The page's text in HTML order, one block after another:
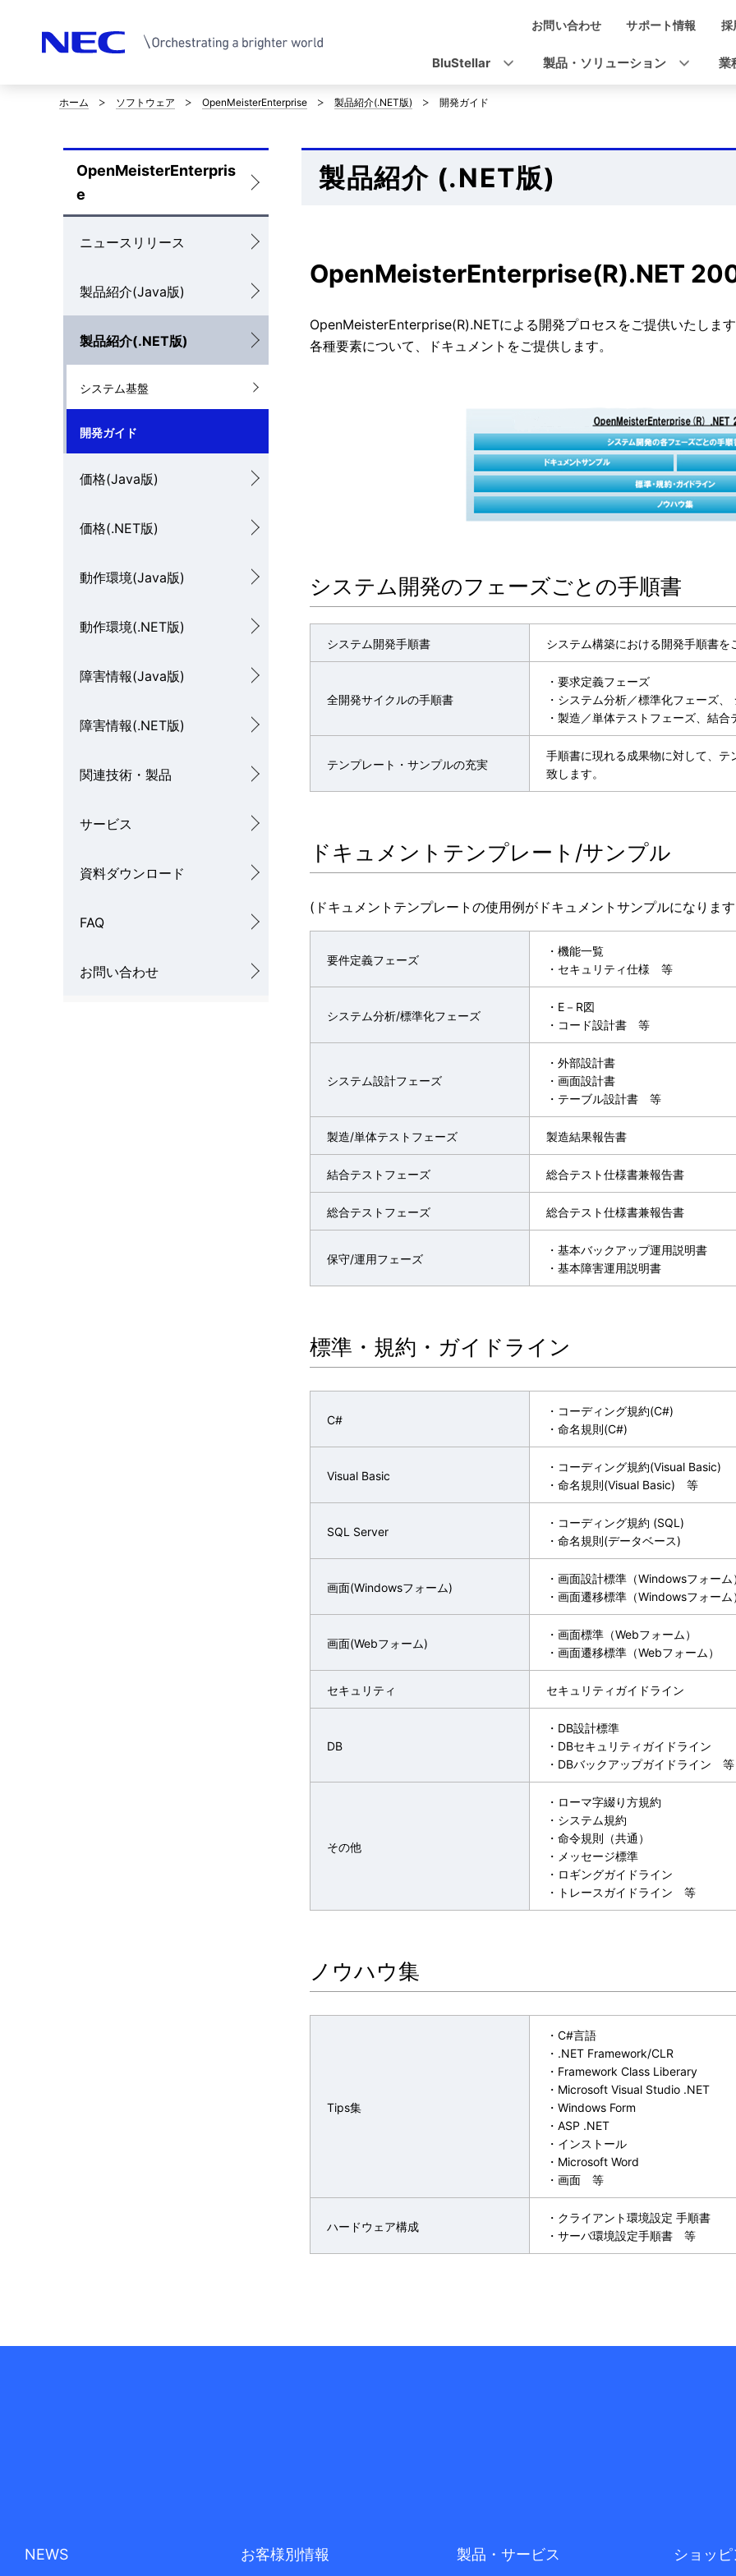
ゲ
シ
ョ
お問い合わせ サポート情報 採
BluStellar 製品・ソリューション 業
サ
イ
ト
内
置
ホーム ソフトウェア OpenMeisterEnterprise 製品紹介(.NET版) 開発ガイド
ロ
ー
カ
ビ
ゲ
ー
シ
ョ
OpenMeisterEnterpris
e
ニュースリリース
製品紹介(Java版)
製品紹介(.NET版)
システム基盤
開発ガイド
価格(Java版)
価格(.NET版)
動作環境(Java版)
動作環境(.NET版)
障害情報(Java版)
障害情報(.NET版)
関連技術・製品
サービス
資料ダウンロード
FAQ
お問い合わせ
製品紹介 (.NET版)
OpenMeisterEnterprise(R).NET
OpenMeisterEnterprise(R).NETによる開発プロセスをご提供いたしま
各種要素について、ドキュメントをご提供します。
システム開発のフェーズごとの手順書
システム開発手順書 システム構築における開発手順書を
全開発サイクルの手順書
・要求定義フェーズ
・システム分析／標準化フェーズ
・製造／単体テストフェーズ、結
テンプレート・サンプルの充実
手順書に現れる成果物に対して、
致します。
ドキュメントテンプレート/サンプル
(ドキュメントテンプレートの使用例がドキュメントサンプルになりま
要件定義フェーズ
・機能一覧
・セキュリティ仕様 等
システム分析/標準化フェーズ
・E－R図
・コード設計書 等
システム設計フェーズ
・外部設計書
・画面設計書
・テーブル設計書 等
製造/単体テストフェーズ 製造結果報告書
結合テストフェーズ 総合テスト仕様書兼報告書
総合テストフェーズ 総合テスト仕様書兼報告書
保守/運用フェーズ
・基本バックアップ運用説明書
・基本障害運用説明書
標準・規約・ガイドライン
C#
・コーディング規約(C#)
・命名規則(C#)
Visual Basic
・コーディング規約(Visual Basic)
・命名規則(Visual Basic) 等
SQL Server
・コーディング規約 (SQL)
・命名規則(データベース)
画面(Windowsフォーム)
・画面設計標準（Windowsフォーム
・画面遷移標準（Windowsフォーム
画面(Webフォーム)
・画面標準（Webフォーム）
・画面遷移標準（Webフォーム）
セキュリティ セキュリティガイドライン
DB
・DB設計標準
・DBセキュリティガイドライン
・DBバックアップガイドライン 等
その他
・ローマ字綴り方規約
・システム規約
・命令規則（共通）
・メッセージ標準
・ロギングガイドライン
・トレースガイドライン 等
ノウハウ集
Tips集
・C#言語
・.NET Framework/CLR
・Framework Class Liberary
・Microsoft Visual Studio .NET
・Windows Form
・ASP .NET
・インストール
・Microsoft Word
・画面 等
ハードウェア構成
・クライアント環境設定 手順書
・サーバ環境設定手順書 等
NEWS お客様別情報 製品・サービス ショッ